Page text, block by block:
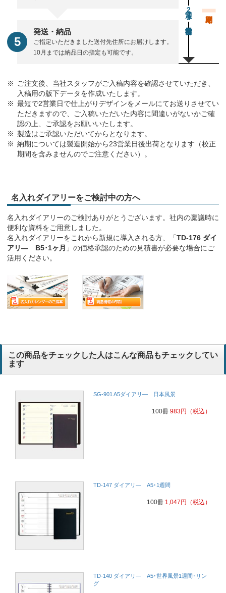
発送・納品
ご指定いただきました送付先住所にお届けします。
10月までは納品日の指定も可能です。
通常23営業日後出荷
ご注文後、当社スタッフがご入稿内容を確認させていただき、
入稿用の版下データを作成いたします。
最短で2営業日で仕上がりデザインをメールにてお送りさせてい
ただきますので、ご入稿いただいた内容に間違いがないかご確
認の上、ご承認をお願いいたします。
製造はご承認いただいてからとなります。
納期については製造開始から23営業日後出荷となります（校正
期間を含みませんのでご注意ください）。
名入れダイアリーをご検討中の方へ
名入れダイアリーのご検討ありがとうございます。社内の稟議時に
便利な資料をご用意しました。
名入れダイアリーをこれから新規に導入される方、「TD-176 ダイ
アリ― B5･1ヶ月 」の価格承認のための見積書が必要な場合にご
活用ください。
この商品をチェックした人はこんな商品もチェックしてい
ます
SG-901 A5ダイアリ― 日本風景
100冊 983円 （税込）
TD-147 ダイアリ― A5･1週間
100冊 1,047円 （税込）
TD-140 ダイアリ― A5･世界風景1週間･リン
グ